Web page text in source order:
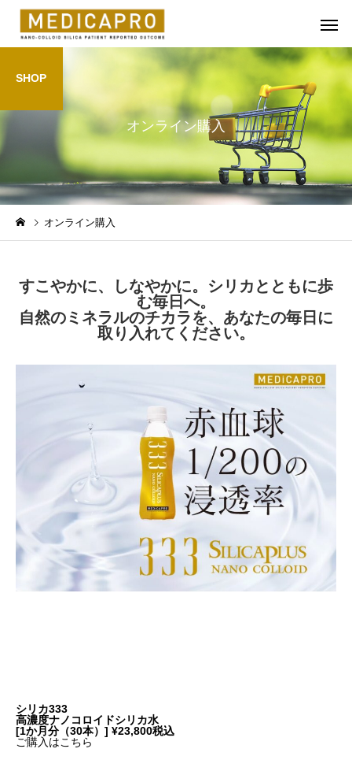
Silica5760
お知らせ
あけましておめでとうござ
お知らせ
「みなるフェス in 藤沢
ところ、ご好評をいた
オンライン購入
SHOP
オンライン購入
すこやかに、しなやかに。シリカとともに歩
む毎日へ。
自然のミネラルのチカラを、あなたの毎日に
取り入れてください。
シリカ333
高濃度ナノコロイドシリカ水
[1か月分（30本）] ¥23,800税込
ご購入はこちら